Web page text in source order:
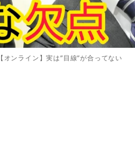
【オンライン】実は”目線”が合ってない